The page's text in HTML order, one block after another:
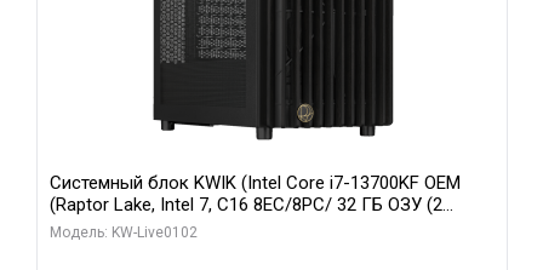
Системный блок KWIK (Intel Core i7-13700KF OEM
(Raptor Lake, Intel 7, C16 8EC/8PC/ 32 ГБ ОЗУ (2
модуля)/ Afox RTX4090 24GB GDDR6X 384-Bit 3xDP
Модель: KW-Live0102